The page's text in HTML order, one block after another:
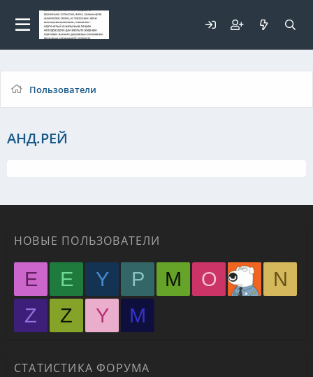
Пользователи
АНД.РЕЙ
НОВЫЕ ПОЛЬЗОВАТЕЛИ
E E Y P M O
N
Z
Z Y М
СТАТИСТИКА ФОРУМА
Для любых предложений по
сайту: elaizik@cp9.ru